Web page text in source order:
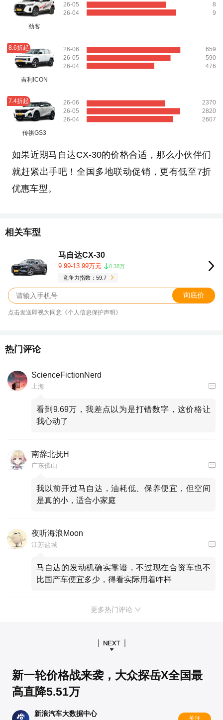
劲客
26-05
26-04
8
9
8.6折起
吉利ICON
26-06
26-05
26-04
659
590
476
7.4折起
传祺GS3
26-06
26-05
26-04
2370
2820
2607
如果近期马自达CX-30的价格合适，那么小伙伴们
就赶紧出手吧！全国多地联动促销，更有低至7折
优惠车型。
相关车型
马自达CX-30
9.99-13.99万元
0.38万
竞争力指数：59.7
询底价
点击发送即视为同意《个人信息保护声明》
热门评论
ScienceFictionNerd
上海
看到9.69万，我差点以为是打错数字，这价格让
我心动了
南辞北抚H
广东佛山
我以前开过马自达，油耗低、保养便宜，但空间
是真的小，适合小家庭
夜听海浪Moon
江苏盐城
马自达的发动机确实靠谱，不过现在合资车也不
比国产车便宜多少，得看实际用着咋样
更多热门评论
新一轮价格战来袭，大众探岳X全国最
高直降5.51万
新浪汽车大数据中心